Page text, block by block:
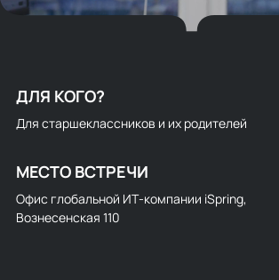
ДЛЯ КОГО?
Для старшеклассников и их родителей
МЕСТО ВСТРЕЧИ
Офис глобальной ИТ‑компании iSpring,
Вознесенская 110